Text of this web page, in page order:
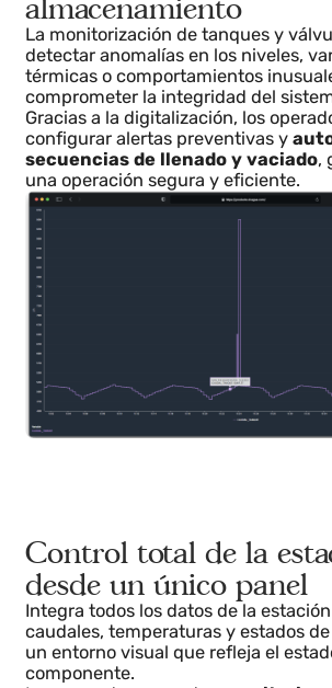
Prevención de
optimización del
almacenamiento
La monitorización de tanques y
detectar anomalías en los niveles,
térmicas o comportamientos
comprometer la integridad del
Gracias a la digitalización, los
configurar alertas preventivas y
secuencias de llenado y vaciado
una operación segura y eficiente.
Control total de la